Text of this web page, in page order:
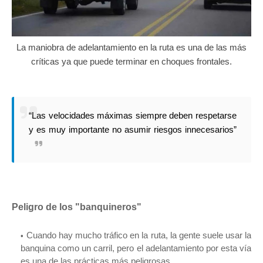
La maniobra de adelantamiento en la ruta es una de las más
críticas ya que puede terminar en choques frontales.
“Las velocidades máximas siempre deben respetarse
y es muy importante no asumir riesgos innecesarios”
Peligro de los "banquineros"
Cuando hay mucho tráfico en la ruta, la gente suele usar la
banquina como un carril, pero el adelantamiento por esta vía
es una de las prácticas más peligrosas.